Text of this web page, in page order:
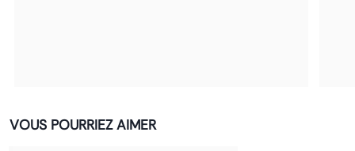
VOUS POURRIEZ AIMER